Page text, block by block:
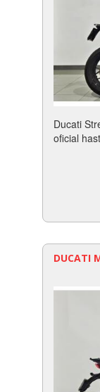
Ducati
oficial
DUCATI